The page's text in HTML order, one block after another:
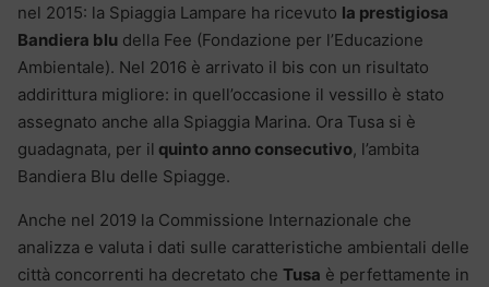
nel 2015: la Spiaggia Lampare ha ricevuto la prestigiosa
Bandiera blu della Fee (Fondazione per l’Educazione
Ambientale). Nel 2016 è arrivato il bis con un risultato
addirittura migliore: in quell’occasione il vessillo è stato
assegnato anche alla Spiaggia Marina. Ora Tusa si è
guadagnata, per il quinto anno consecutivo, l’ambita
Bandiera Blu delle Spiagge.
Anche nel 2019 la Commissione Internazionale che
analizza e valuta i dati sulle caratteristiche ambientali delle
città concorrenti ha decretato che Tusa è perfettamente in